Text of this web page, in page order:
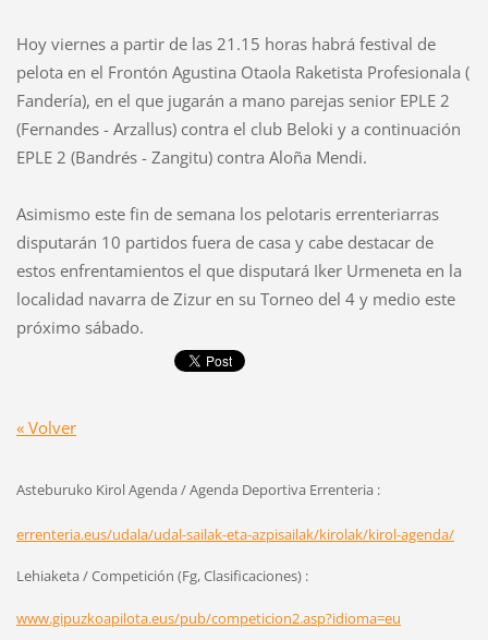
Hoy viernes a partir de las 21.15 horas habrá festival de
pelota en el Frontón Agustina Otaola Raketista Profesionala (
Fandería), en el que jugarán a mano parejas senior EPLE 2
(Fernandes - Arzallus) contra el club Beloki y a continuación
EPLE 2 (Bandrés - Zangitu) contra Aloña Mendi.
Asimismo este fin de semana los pelotaris errenteriarras
disputarán 10 partidos fuera de casa y cabe destacar de
estos enfrentamientos el que disputará Iker Urmeneta en la
localidad navarra de Zizur en su Torneo del 4 y medio este
próximo sábado.
« Volver
Asteburuko Kirol Agenda / Agenda Deportiva Errenteria :
errenteria.eus/udala/udal-sailak-eta-azpisailak/kirolak/kirol-agenda/
Lehiaketa / Competición (Fg, Clasificaciones) :
www.gipuzkoapilota.eus/pub/competicion2.asp?idioma=eu